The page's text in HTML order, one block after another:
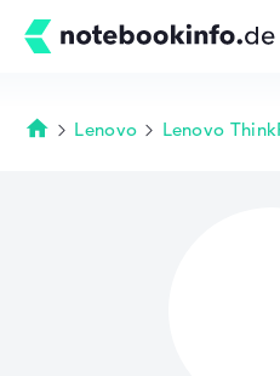
Startseite
Lenovo Lenovo